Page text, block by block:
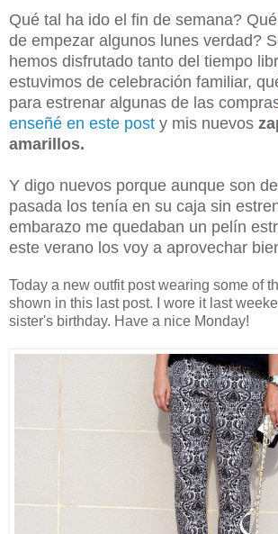
Qué tal ha ido el fin de semana?
de empezar algunos lunes verdad?
hemos disfrutado tanto del tiempo
estuvimos de celebración familiar,
para estrenar algunas de las
enseñé en este post y mis nuevos
amarillos.
Y digo nuevos porque aunque son
pasada los tenía en su caja sin
embarazo me quedaban un pelín
este verano los voy a aprovechar
Today a new outfit post wearing some of
shown in this last post. I wore it last
sister's birthday. Have a nice Monday!